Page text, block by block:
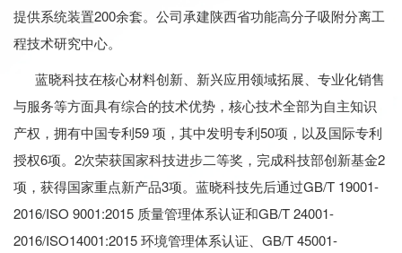
提供系统装置200余套。公司承建陕西省功能高分子吸附分离工
程技术研究中心。
蓝晓科技在核心材料创新、新兴应用领域拓展、专业化销售
与服务等方面具有综合的技术优势，核心技术全部为自主知识
产权，拥有中国专利59 项，其中发明专利50项，以及国际专利
授权6项。2次荣获国家科技进步二等奖，完成科技部创新基金2
项，获得国家重点新产品3项。蓝晓科技先后通过GB/T 19001-
2016/ISO 9001:2015 质量管理体系认证和GB/T 24001-
2016/ISO14001:2015 环境管理体系认证、GB/T 45001-